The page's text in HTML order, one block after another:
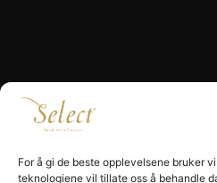
For å gi de beste opplevelsene bruker
teknologiene vil tillate oss å behandle